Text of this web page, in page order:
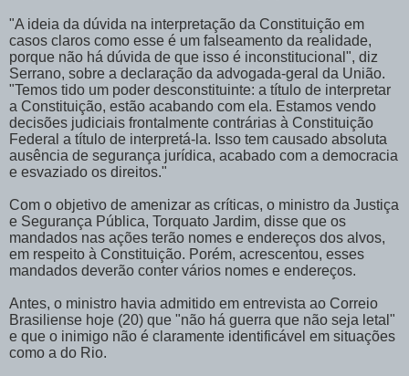
"A ideia da dúvida na interpretação da Constituição em
casos claros como esse é um falseamento da realidade,
porque não há dúvida de que isso é inconstitucional", diz
Serrano, sobre a declaração da advogada-geral da União.
"Temos tido um poder desconstituinte: a título de interpretar
a Constituição, estão acabando com ela. Estamos vendo
decisões judiciais frontalmente contrárias à Constituição
Federal a título de interpretá-la. Isso tem causado absoluta
ausência de segurança jurídica, acabado com a democracia
e esvaziado os direitos."
Com o objetivo de amenizar as críticas, o ministro da Justiça
e Segurança Pública, Torquato Jardim, disse que os
mandados nas ações terão nomes e endereços dos alvos,
em respeito à Constituição. Porém, acrescentou, esses
mandados deverão conter vários nomes e endereços.
Antes, o ministro havia admitido em entrevista ao Correio
Brasiliense hoje (20) que "não há guerra que não seja letal"
e que o inimigo não é claramente identificável em situações
como a do Rio.